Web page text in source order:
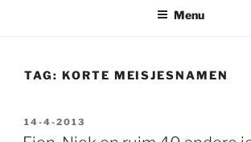
Menu
TAG: KORTE MEISJESNAMEN
GEPLAATST
OP
14-4-2013